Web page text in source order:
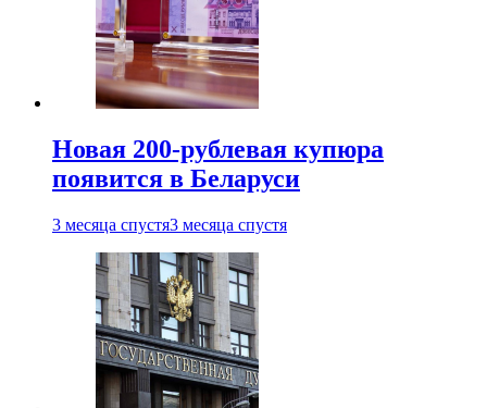
Новая 200-рублевая купюра
появится в Беларуси
3 месяца спустя3 месяца спустя